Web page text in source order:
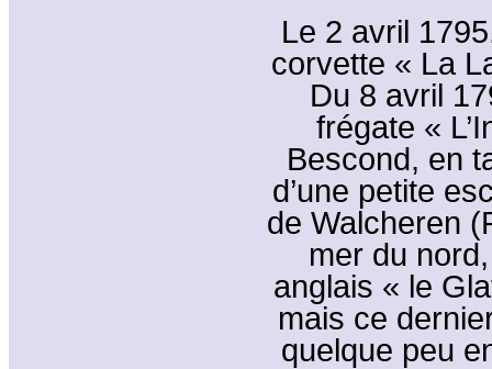
Le 2 avril
corvette « La
Du 8 avril
frégate «
Bescond, en
d’une petite
de Walcheren
mer du
anglais « le
mais ce
quelque peu